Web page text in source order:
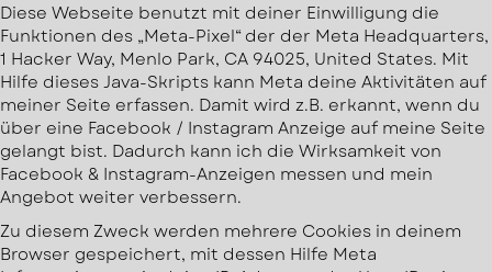
Diese Webseite benutzt mit deiner Einwilligung die
Funktionen des „Meta-Pixel“ der der Meta Headquarters,
1 Hacker Way, Menlo Park, CA 94025, United States. Mit
Hilfe dieses Java-Skripts kann Meta deine Aktivitäten auf
meiner Seite erfassen. Damit wird z.B. erkannt, wenn du
über eine Facebook / Instagram Anzeige auf meine Seite
gelangt bist. Dadurch kann ich die Wirksamkeit von
Facebook & Instagram-Anzeigen messen und mein
Angebot weiter verbessern.
Zu diesem Zweck werden mehrere Cookies in deinem
Browser gespeichert, mit dessen Hilfe Meta